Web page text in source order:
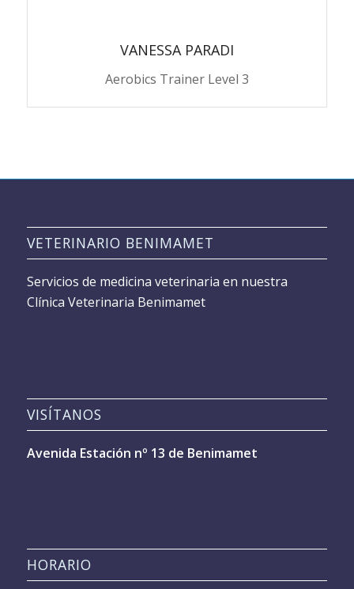
VANESSA PARADI
Aerobics Trainer Level 3
VETERINARIO BENIMAMET
Servicios de medicina veterinaria en nuestra
Clínica Veterinaria Benimamet
VISÍTANOS
Avenida Estación nº 13 de Benimamet
HORARIO